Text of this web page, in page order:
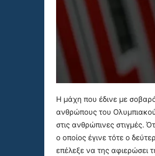
Η μάχη που έδινε με
ανθρώπους του
στις ανθρώπινες στιγμές.
ο οποίος έγινε τότε ο
επέλεξε να της αφιερώσει